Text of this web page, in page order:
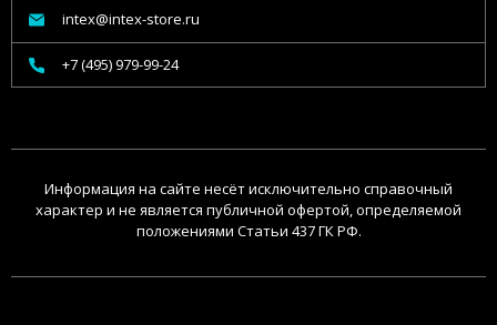
intex@intex-store.ru
+7 (495) 979-99-24
Информация на сайте несёт исключительно справочный
характер и не является публичной офертой, определяемой
положениями Статьи 437 ГК РФ.